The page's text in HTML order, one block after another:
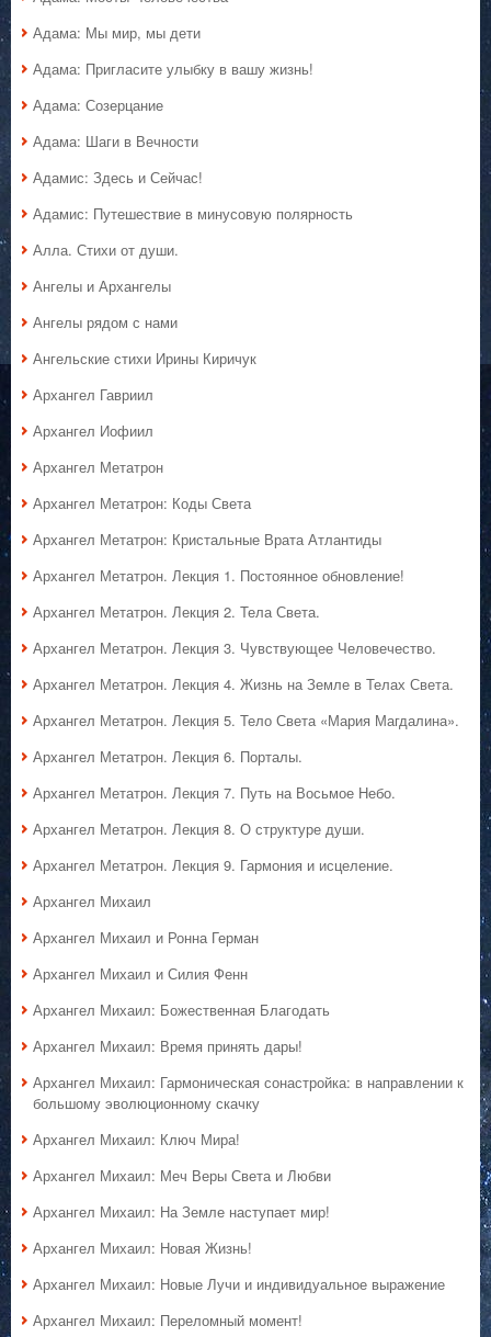
Адама: Мы мир, мы дети
Адама: Пригласите улыбку в вашу жизнь!
Адама: Созерцание
Адама: Шаги в Вечности
Адамис: Здесь и Сейчас!
Адамис: Путешествие в минусовую полярность
Алла. Стихи от души.
Ангелы и Архангелы
Ангелы рядом с нами
Ангельские стихи Ирины Киричук
Архангел Гавриил
Архангел Иофиил
Архангел Метатрон
Архангел Метатрон: Коды Света
Архангел Метатрон: Кристальные Врата Атлантиды
Архангел Метатрон. Лекция 1. Постоянное обновление!
Архангел Метатрон. Лекция 2. Тела Света.
Архангел Метатрон. Лекция 3. Чувствующее Человечество.
Архангел Метатрон. Лекция 4. Жизнь на Земле в Телах Света.
Архангел Метатрон. Лекция 5. Тело Света «Мария Магдалина».
Архангел Метатрон. Лекция 6. Порталы.
Архангел Метатрон. Лекция 7. Путь на Восьмое Небо.
Архангел Метатрон. Лекция 8. О структуре души.
Архангел Метатрон. Лекция 9. Гармония и исцеление.
Архангел Михаил
Архангел Михаил и Ронна Герман
Архангел Михаил и Силия Фенн
Архангел Михаил: Божественная Благодать
Архангел Михаил: Время принять дары!
Архангел Михаил: Гармоническая сонастройка: в направлении к
большому эволюционному скачку
Архангел Михаил: Ключ Мира!
Архангел Михаил: Меч Веры Света и Любви
Архангел Михаил: На Земле наступает мир!
Архангел Михаил: Новая Жизнь!
Архангел Михаил: Новые Лучи и индивидуальное выражение
Архангел Михаил: Переломный момент!